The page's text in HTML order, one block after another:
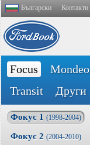
Български Контакти
Focus Mondeo
Transit
Други
Фокус 1 (1998-2004)
Фокус 2 (2004-2010)